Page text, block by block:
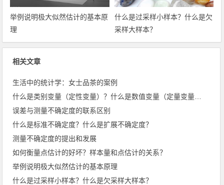
举例说明极大似然估计的基本原
理
什么是过采样小样本？什么是欠
采样大样本？
相关文章
生活中的统计学：女士品茶的案例
误差与测量不确定度的联系区别
什么是标准不确定度？什么是扩展不确定度？
测量不确定度的提出和发展
如何衡量点估计的好坏？样本量和点估计的关系？
举例说明极大似然估计的基本原理
什么是过采样小样本？什么是欠采样大样本？